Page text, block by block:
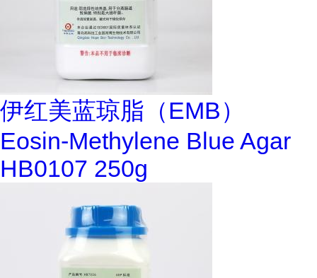
伊红美蓝琼脂（EMB）
Eosin-Methylene Blue Agar
HB0107 250g